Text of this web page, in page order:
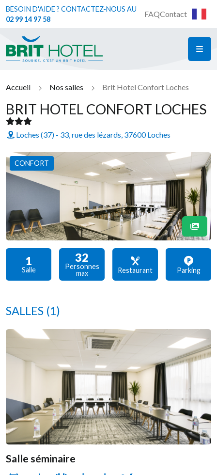
BESOIN D'AIDE ? CONTACTEZ-NOUS AU
02 99 14 97 58
FAQContact
Brit Hotel
Accueil Nos salles Brit Hotel Confort Loches
BRIT HOTEL CONFORT LOCHES
Loches (37) - 33, rue des lézards, 37600 Loches
CONFORT
1
Salle
32
Personnes
max
Restaurant Parking
SALLES (1)
Salle séminaire